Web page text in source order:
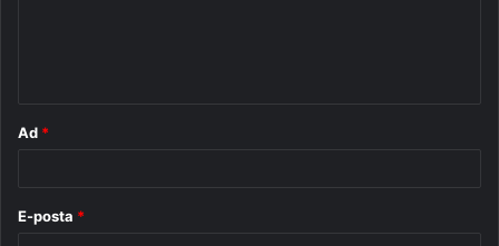
Ad *
E-posta *